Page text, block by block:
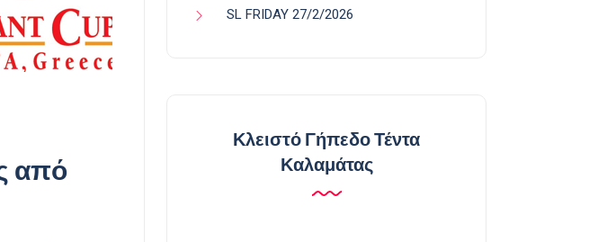
από
SL FRIDAY 27/2/2026
Κλειστό Γήπεδο Τέντα
Καλαμάτας